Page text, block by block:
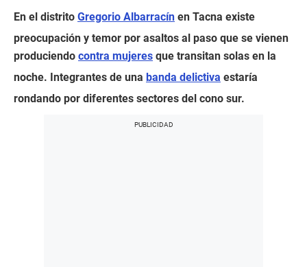
En el distrito Gregorio Albarracín en Tacna existe
preocupación y temor por asaltos al paso que se vienen
produciendo contra mujeres que transitan solas en la
noche. Integrantes de una banda delictiva estaría
rondando por diferentes sectores del cono sur.